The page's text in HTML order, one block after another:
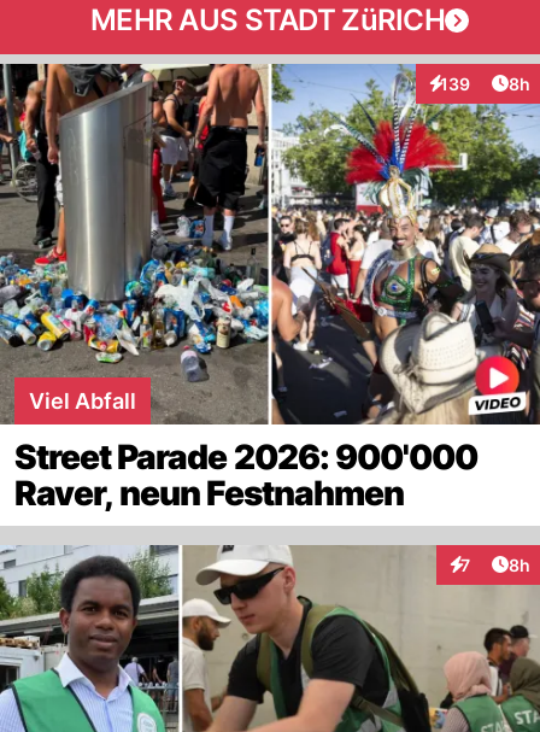
MEHR AUS STADT ZüRICH
139
Interaktionen
8h
Viel Abfall
Street Parade 2026: 900'000
Raver, neun Festnahmen
7 8h